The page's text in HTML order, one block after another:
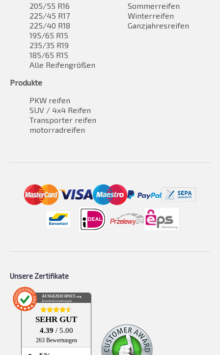
205/55 R16
225/45 R17
225/40 R18
195/65 R15
235/35 R19
185/65 R15
Alle Reifengrößen
Sommerreifen
Winterreifen
Ganzjahresreifen
Produkte
PKW reifen
SUV / 4x4 Reifen
Transporter reifen
motorradreifen
Unsere Zertifikate
AUSGEZEICHNET.org
Kundenbewertungen
SEHR GUT
4.39 / 5.00
263 Bewertungen